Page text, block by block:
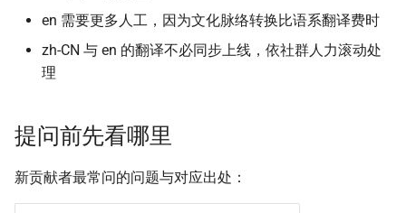
en 需要更多人工，因为文化脉络转换比语系翻译费时
zh-CN 与 en 的翻译不必同步上线，依社群人力滚动处
理
提问前先看哪里
新贡献者最常问的问题与对应出处：